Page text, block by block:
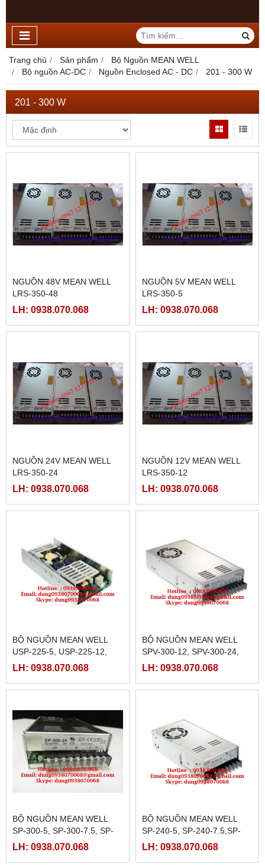
Trang chủ Sản phẩm
Bộ Nguồn MEAN WELL
Bộ nguồn AC-DC
Nguồn Enclosed AC - DC 201 - 300 W
201 - 300 W
NGUỒN 48V MEAN WELL
LRS-350-48
LH: 0938.070.068
NGUỒN 5V MEAN WELL
LRS-350-5
LH: 0938.070.068
NGUỒN 24V MEAN WELL
LRS-350-24
LH: 0938.070.068
NGUỒN 12V MEAN WELL
LRS-350-12
LH: 0938.070.068
BỘ NGUỒN MEAN WELL
USP-225-5, USP-225-12,
USP-225-15, USP-225-24,
LH: 0938.070.068
BỘ NGUỒN MEAN WELL
SPV-300-12, SPV-300-24,
SPV-300-48
LH: 0938.070.068
BỘ NGUỒN MEAN WELL
SP-300-5, SP-300-7.5, SP-
300-12, SP-300-15, SP-300-
LH: 0938.070.068
BỘ NGUỒN MEAN WELL
SP-240-5, SP-240-7.5,SP-
240-12, SP-240-15, SP-240-
LH: 0938.070.068